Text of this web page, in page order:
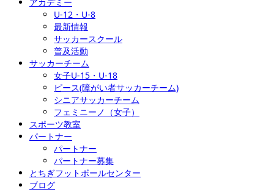
U-12・U-8
最新情報
サッカースクール
普及活動
サッカーチーム
女子U-15・U-18
ピース(障がい者サッカーチーム)
シニアサッカーチーム
フェミニーノ（女子）
スポーツ教室
パートナー
パートナー
パートナー募集
とちぎフットボールセンター
ブログ